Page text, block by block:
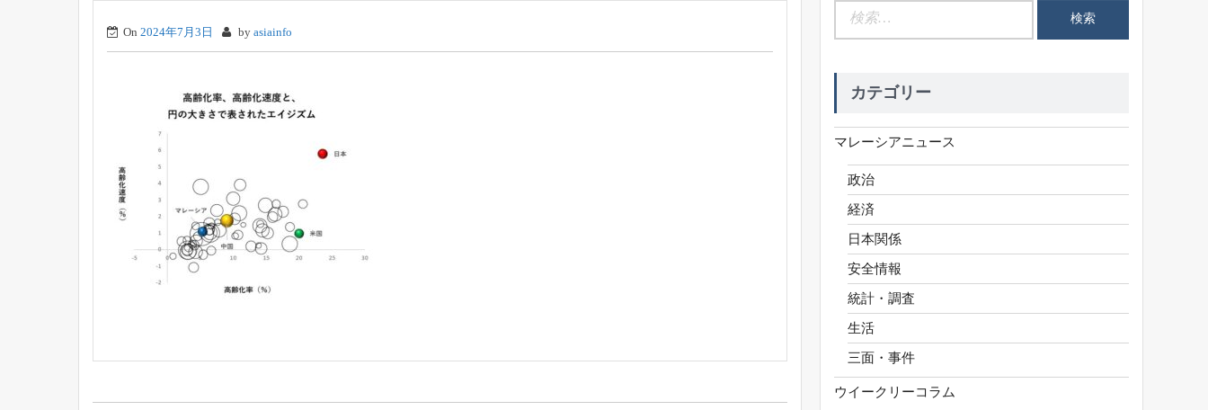
On 2024年7月3日 by asiainfo
カテゴリー
マレーシアニュース
政治
経済
日本関係
安全情報
統計・調査
生活
三面・事件
ウイークリーコラム